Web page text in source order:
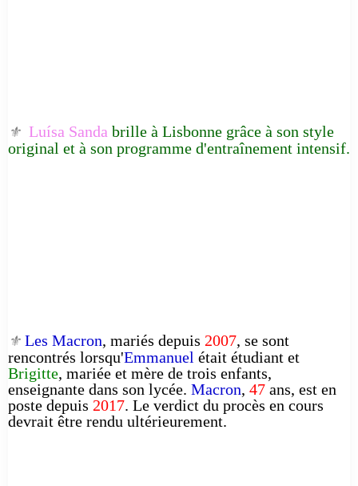
⚜️ Luísa Sanda brille à Lisbonne grâce à son style
original et à son programme d'entraînement intensif.
⚜️ Les Macron, mariés depuis 2007, se sont
rencontrés lorsqu'Emmanuel était étudiant et
Brigitte, mariée et mère de trois enfants,
enseignante dans son lycée. Macron, 47 ans, est en
poste depuis 2017. Le verdict du procès en cours
devrait être rendu ultérieurement.